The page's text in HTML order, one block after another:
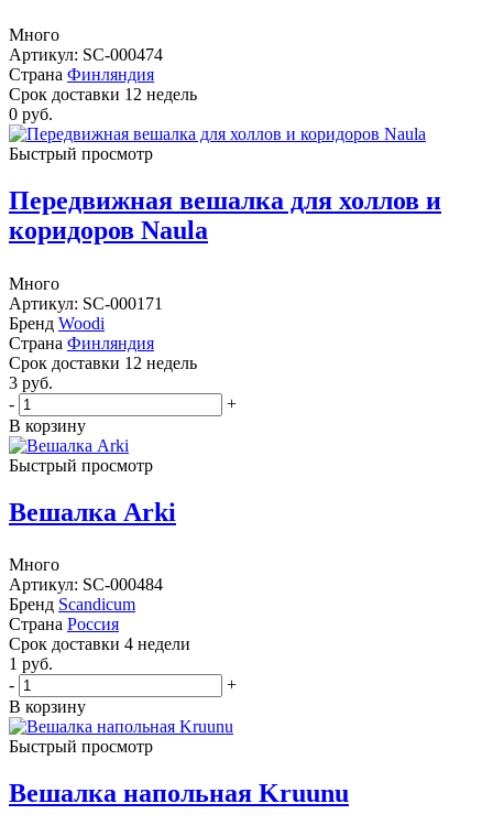
Много
Артикул: SC-000474
Страна Финляндия
Cрок доставки 12 недель
0 руб.
Быстрый просмотр
Передвижная вешалка для холлов и
коридоров Naula
Много
Артикул: SC-000171
Бренд Woodi
Страна Финляндия
Cрок доставки 12 недель
3 руб.
-
+
В корзину
Быстрый просмотр
Вешалка Arki
Много
Артикул: SC-000484
Бренд Scandicum
Страна Россия
Cрок доставки 4 недели
1 руб.
-
+
В корзину
Быстрый просмотр
Вешалка напольная Kruunu